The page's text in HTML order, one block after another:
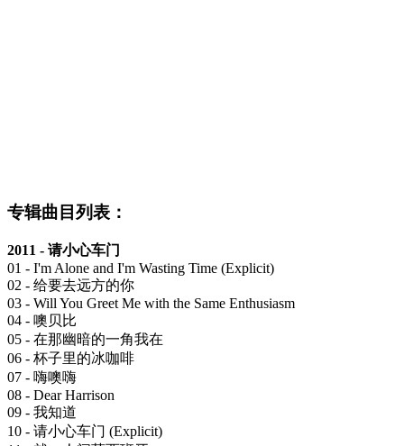
专辑曲目列表：
2011 - 请小心车门
01 - I'm Alone and I'm Wasting Time (Explicit)
02 - 给要去远方的你
03 - Will You Greet Me with the Same Enthusiasm
04 - 噢贝比
05 - 在那幽暗的一角我在
06 - 杯子里的冰咖啡
07 - 嗨噢嗨
08 - Dear Harrison
09 - 我知道
10 - 请小心车门 (Explicit)